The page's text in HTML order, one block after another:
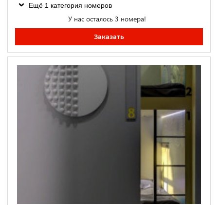
Ещё 1 категория номеров
У нас осталось 3 номера!
Заказать